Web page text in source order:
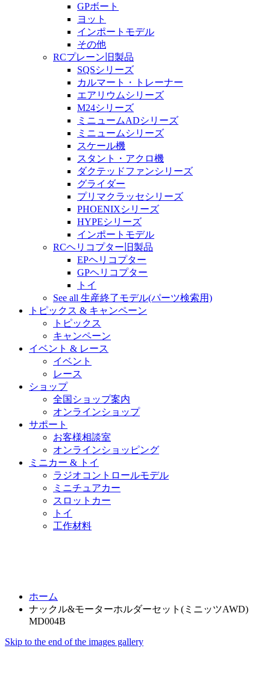
GPボート
ヨット
インポートモデル
その他
RCプレーン旧製品
SQSシリーズ
カルマート・トレーナー
エアリウムシリーズ
M24シリーズ
ミニュームADシリーズ
ミニュームシリーズ
スケール機
スタント・アクロ機
ダクテッドファンシリーズ
グライダー
プリマクラッセシリーズ
PHOENIXシリーズ
HYPEシリーズ
インポートモデル
RCヘリコプター旧製品
EPヘリコプター
GPヘリコプター
トイ
See all 生産終了モデル(パーツ検索用)
トピックス & キャンペーン
トピックス
キャンペーン
イベント & レース
イベント
レース
ショップ
全国ショップ案内
オンラインショップ
サポート
お客様相談室
オンラインショッピング
ミニカー & トイ
ラジオコントロールモデル
ミニチュアカー
スロットカー
トイ
工作材料
ホーム
ナックル&モーターホルダーセット(ミニッツAWD)
MD004B
Skip to the end of the images gallery